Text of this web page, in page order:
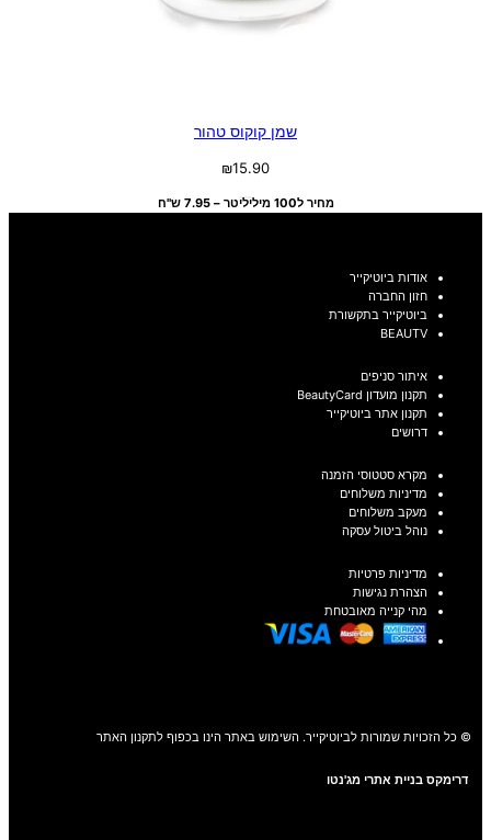
שמן קוקוס טהור
₪15.90
מחיר ל100 מיליליטר – 7.95 ש"ח
אודות ביוטיקייר
חזון החברה
ביוטיקייר בתקשורת
BEAUTV
איתור סניפים
תקנון מועדון BeautyCard
תקנון אתר ביוטיקייר
דרושים
מקרא סטטוסי הזמנה
מדיניות משלוחים
מעקב משלוחים
נוהל ביטול עסקה
מדיניות פרטיות
הצהרת נגישות
מהי קנייה מאובטחת
© כל הזכויות שמורות לביוטיקייר. השימוש באתר הינו בכפוף לתקנון האתר
דרימקס בניית אתרי מג'נטו